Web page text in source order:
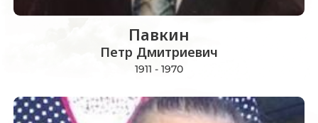
Павкин
Петр Дмитриевич
1911 - 1970